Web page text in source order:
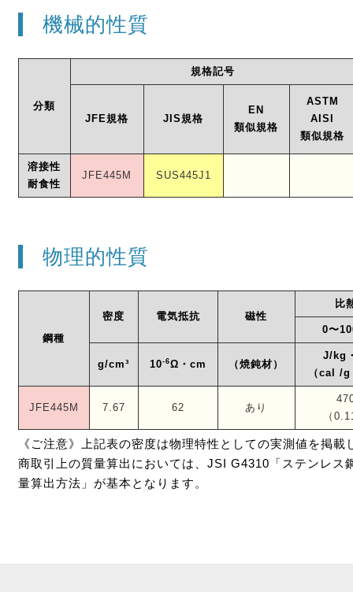
機械的性質
分類
規格記号
JFE規格 JIS規格
EN
類似規格
ASTM
AISI
類似規格
溶接性
耐食性
JFE445M SUS445J1
物理的性質
鋼種
密度 電気抵抗 磁性
比
0〜
g/cm³ 10-6Ω・cm （焼鈍材）
J/kg
（cal /
JFE445M 7.67 62 あり
（
《ご注意》上記表の密度は物理特性としての実測値を掲載
商取引上の質量算出においては、JSI G4310「ステンレス
量算出方法」が基本となります。